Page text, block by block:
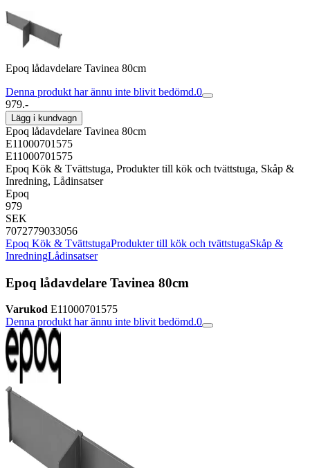
Epoq lådavdelare Tavinea 80cm
Denna produkt har ännu inte blivit bedömd.0
979.-
Lägg i kundvagn
Epoq lådavdelare Tavinea 80cm
E11000701575
E11000701575
Epoq Kök & Tvättstuga, Produkter till kök och tvättstuga, Skåp &
Inredning, Lådinsatser
Epoq
979
SEK
7072779033056
Epoq Kök & TvättstugaProdukter till kök och tvättstugaSkåp &
InredningLådinsatser
Epoq lådavdelare Tavinea 80cm
Varukod E11000701575
Denna produkt har ännu inte blivit bedömd.0